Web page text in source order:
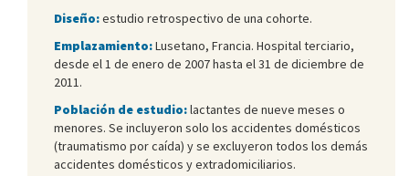
Diseño:estudio retrospectivo de una cohorte.
Emplazamiento:Lusetano, Francia. Hospital terciario,
desde el 1 de enero de 2007 hasta el 31 de diciembre de
2011.
Población de estudio:lactantes de nueve meses o
menores. Se incluyeron solo los accidentes domésticos
(traumatismo por caída) y se excluyeron todos los demás
accidentes domésticos y extradomiciliarios.